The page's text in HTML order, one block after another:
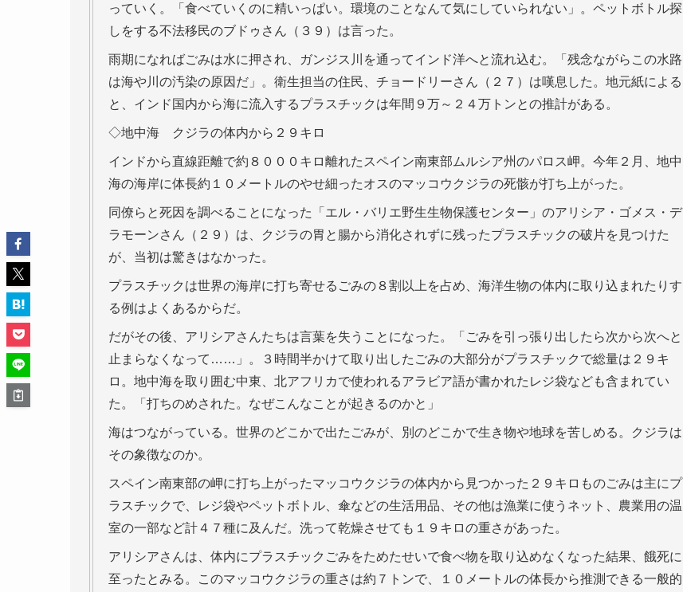
っていく。「食べていくのに精いっぱい。環境のことなんて気にしていられない」。ペットボトル探
しをする不法移民のブドゥさん（３９）は言った。
雨期になればごみは水に押され、ガンジス川を通ってインド洋へと流れ込む。「残念ながらこの水路
は海や川の汚染の原因だ」。衛生担当の住民、チョードリーさん（２７）は嘆息した。地元紙による
と、インド国内から海に流入するプラスチックは年間９万～２４万トンとの推計がある。
◇地中海 クジラの体内から２９キロ
インドから直線距離で約８０００キロ離れたスペイン南東部ムルシア州のパロス岬。今年２月、地中
海の海岸に体長約１０メートルのやせ細ったオスのマッコウクジラの死骸が打ち上がった。
同僚らと死因を調べることになった「エル・バリエ野生生物保護センター」のアリシア・ゴメス・デ
ラモーンさん（２９）は、クジラの胃と腸から消化されずに残ったプラスチックの破片を見つけた
が、当初は驚きはなかった。
プラスチックは世界の海岸に打ち寄せるごみの８割以上を占め、海洋生物の体内に取り込まれたりす
る例はよくあるからだ。
だがその後、アリシアさんたちは言葉を失うことになった。「ごみを引っ張り出したら次から次へと
止まらなくなって……」。３時間半かけて取り出したごみの大部分がプラスチックで総量は２９キ
ロ。地中海を取り囲む中東、北アフリカで使われるアラビア語が書かれたレジ袋なども含まれてい
た。「打ちのめされた。なぜこんなことが起きるのかと」
海はつながっている。世界のどこかで出たごみが、別のどこかで生き物や地球を苦しめる。クジラは
その象徴なのか。
スペイン南東部の岬に打ち上がったマッコウクジラの体内から見つかった２９キロものごみは主にプ
ラスチックで、レジ袋やペットボトル、傘などの生活用品、その他は漁業に使うネット、農業用の温
室の一部など計４７種に及んだ。洗って乾燥させても１９キロの重さがあった。
アリシアさんは、体内にプラスチックごみをためたせいで食べ物を取り込めなくなった結果、餓死に
至ったとみる。このマッコウクジラの重さは約７トンで、１０メートルの体長から推測できる一般的